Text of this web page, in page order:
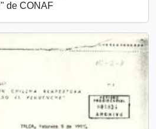
de CONAF